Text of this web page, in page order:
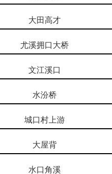
大田高才
尤溪拥口大桥
文江溪口
水汾桥
城口村上游
大屋背
水口角溪